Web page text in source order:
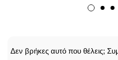
Δεν βρήκες αυτό που θέλεις;